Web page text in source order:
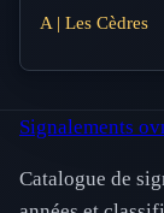
A | Les Cèdres
Signalements
Catalogue de